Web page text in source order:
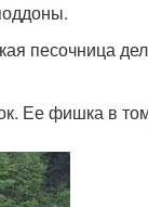
песочница
Ее фишка в